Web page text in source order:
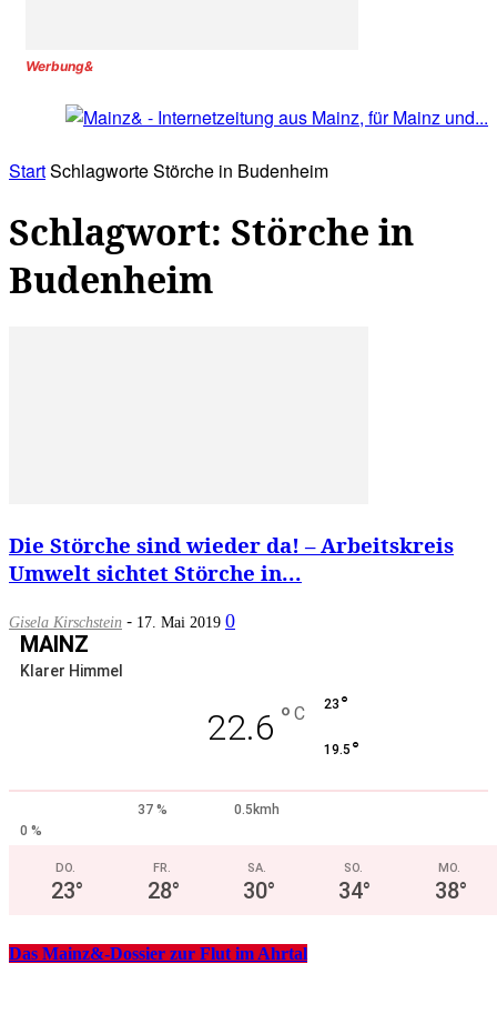
Werbung&
StartSchlagworteStörche in Budenheim
Schlagwort: Störche in
Budenheim
Die Störche sind wieder da! – Arbeitskreis
Umwelt sichtet Störche in...
Gisela Kirschstein - 17. Mai 2019 0
MAINZ
Klarer Himmel
22.6 ° C 23 °
19.5 °
37 %
0.5kmh
0 %
DO.
23°
FR.
28°
SA.
30°
SO.
34°
MO.
38°
Das Mainz&-Dossier zur Flut im Ahrtal